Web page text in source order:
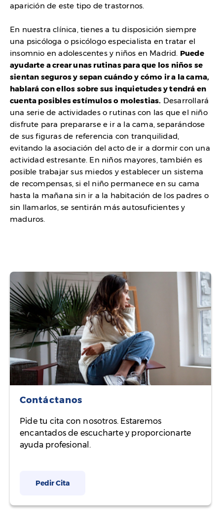
aparición de este tipo de trastornos.
En nuestra clínica, tienes a tu disposición siempre
una psicóloga o psicólogo especialista en tratar el
insomnio en adolescentes y niños en Madrid. Puede
ayudarte a crear unas rutinas para que los niños se
sientan seguros y sepan cuándo y cómo ir a la cama,
hablará con ellos sobre sus inquietudes y tendrá en
cuenta posibles estímulos o molestias. Desarrollará
una serie de actividades o rutinas con las que el niño
disfrute para prepararse e ir a la cama, separándose
de sus figuras de referencia con tranquilidad,
evitando la asociación del acto de ir a dormir con una
actividad estresante. En niños mayores, también es
posible trabajar sus miedos y establecer un sistema
de recompensas, si el niño permanece en su cama
hasta la mañana sin ir a la habitación de los padres o
sin llamarlos, se sentirán más autosuficientes y
maduros.
Contáctanos
Pide tu cita con nosotros. Estaremos
encantados de escucharte y proporcionarte
ayuda profesional.
Pedir Cita